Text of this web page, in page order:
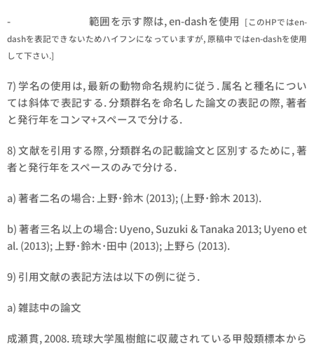
- 範囲を示す際は, en-dashを使用 [このHPではen-
dashを表記できないためハイフンになっていますが, 原稿中ではen-dashを使用
して下さい.]
7) 学名の使用は, 最新の動物命名規約に従う. 属名と種名につい
ては斜体で表記する. 分類群名を命名した論文の表記の際, 著者
と発行年をコンマ+スペースで分ける.
8) 文献を引用する際, 分類群名の記載論文と区別するために, 著
者と発行年をスペースのみで分ける.
a) 著者二名の場合: 上野･鈴木 (2013); (上野･鈴木 2013).
b) 著者三名以上の場合: Uyeno, Suzuki & Tanaka 2013; Uyeno et
al. (2013); 上野･鈴木･田中 (2013); 上野ら (2013).
9) 引用文献の表記方法は以下の例に従う.
a) 雑誌中の論文
成瀬貫, 2008. 琉球大学風樹館に収蔵されている甲殻類標本から